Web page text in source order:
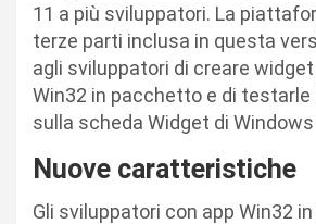
11 a più sviluppatori. La
terze parti inclusa in questa
agli sviluppatori di creare
Win32 in pacchetto e di
sulla scheda Widget di Windows
Nuove caratteristiche
Gli sviluppatori con app Win32